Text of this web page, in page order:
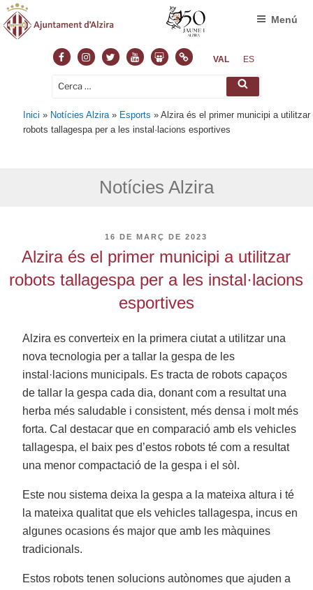
FacebookInstagram
TwitterYoutubeSlideshare
NormasVAL ES
Cerca: Cerca
Menú
Inici » Notícies Alzira » Esports »Alzira és el primer municipi a utilitzar
robots tallagespa per a les instal·lacions esportives
Notícies Alzira
PUBLICAT
16 DE MARÇ DE 2023
Alzira és el primer municipi a utilitzar
robots tallagespa per a les instal·lacions
esportives
Alzira es converteix en la primera ciutat a utilitzar una
nova tecnologia per a tallar la gespa de les
instal·lacions municipals. Es tracta de robots capaços
de tallar la gespa cada dia, donant com a resultat una
herba més saludable i consistent, més densa i molt més
forta. Cal destacar que en comparació amb els vehicles
tallagespa, el baix pes d’estos robots té com a resultat
una menor compactació de la gespa i el sòl.
Este nou sistema deixa la gespa a la mateixa altura i té
la mateixa qualitat que els vehicles tallagespa, incus en
algunes ocasions és major que amb les màquines
tradicionals.
Estos robots tenen solucions autònomes que ajuden a